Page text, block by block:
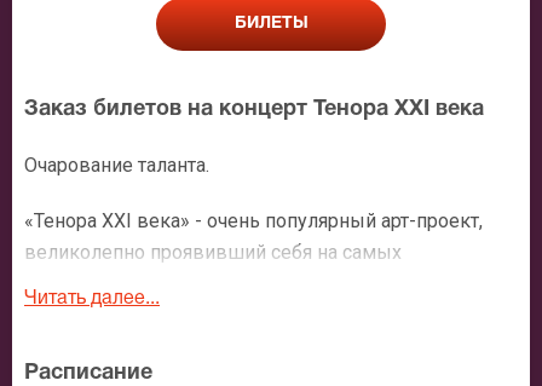
БИЛЕТЫ
Заказ билетов на концерт Тенора XXI века
Очарование таланта.
«Тенора XXI века» - очень популярный арт-проект,
великолепно проявивший себя на самых
престижных сценах мира. Каждый из его артистов
давно сделал блестящую сольную карьеру. И
вокальное чудо – играючи исполняя сложнейшие
Читать далее...
Расписание